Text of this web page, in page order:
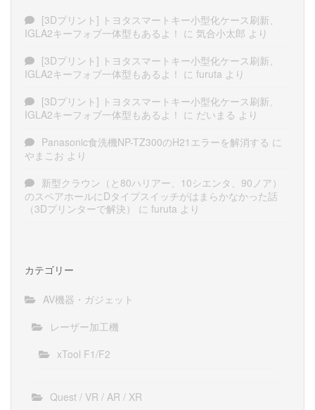
[3Dプリント] トヨタスマートキー小型化ケース刷新、
IGLA2キーフォブ一体型もあるよ！ に 気合小太郎 より
[3Dプリント] トヨタスマートキー小型化ケース刷新、
IGLA2キーフォブ一体型もあるよ！ に furuta より
[3Dプリント] トヨタスマートキー小型化ケース刷新、
IGLA2キーフォブ一体型もあるよ！ に だいまる より
Panasonic食洗機NP-TZ300のH21エラーを解消する に
やまこお より
新型クラウン（と80ハリアー、10シエンタ、90ノア）
のスペアホールにDタイプスイッチがはまらかなかった話
（3Dプリンターで解決）
に furuta より
カテゴリー
AV機器・ガジェット
レーザー加工機
xTool F1/F2
Quest / VR / AR / XR